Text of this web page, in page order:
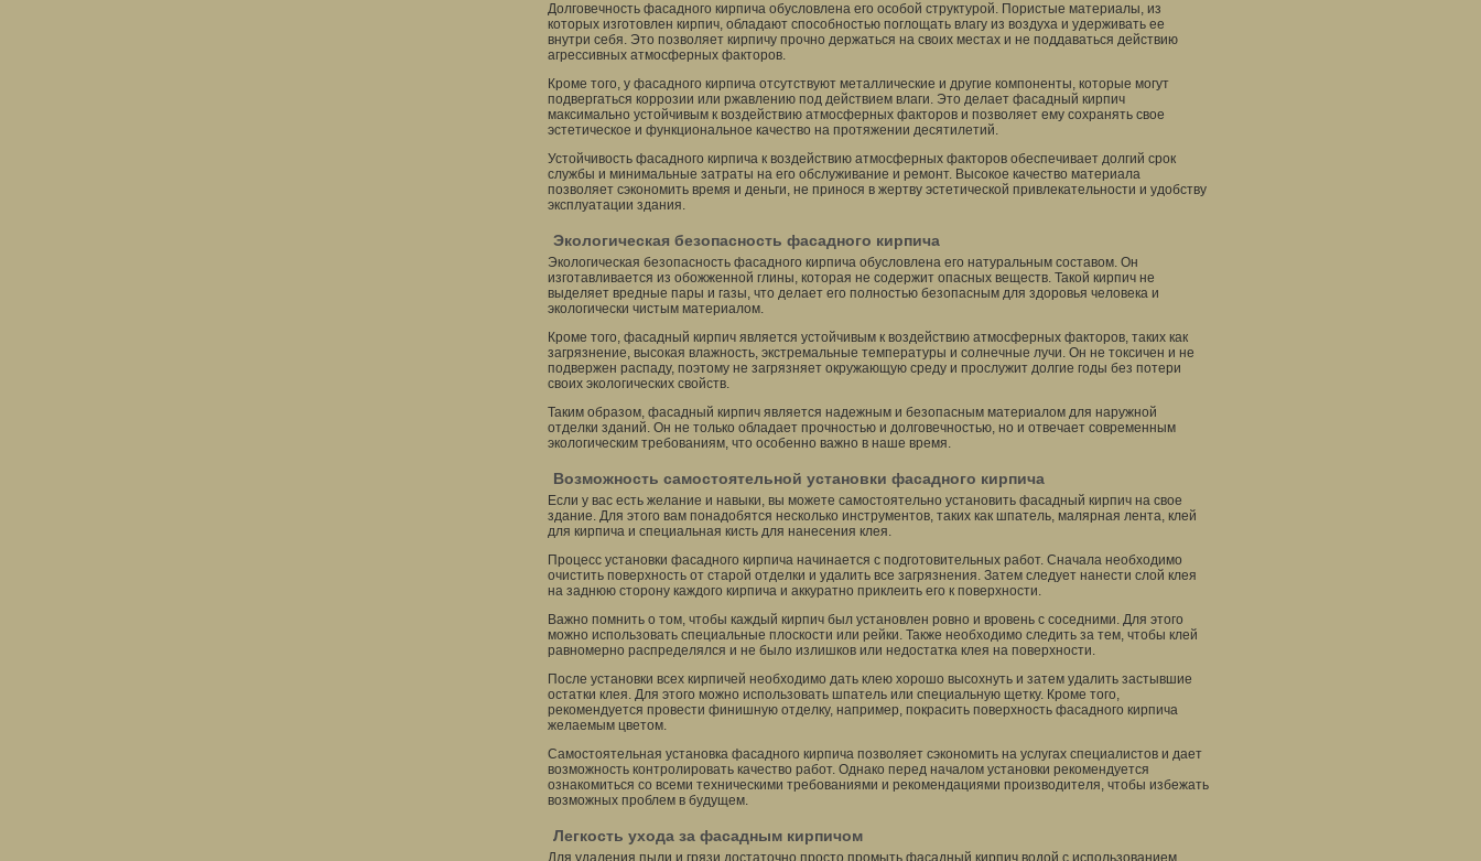
Долговечность фасадного кирпича обусловлена его особой структурой. Пористые материалы, из
которых изготовлен кирпич, обладают способностью поглощать влагу из воздуха и удерживать ее
внутри себя. Это позволяет кирпичу прочно держаться на своих местах и не поддаваться действию
агрессивных атмосферных факторов.
Кроме того, у фасадного кирпича отсутствуют металлические и другие компоненты, которые могут
подвергаться коррозии или ржавлению под действием влаги. Это делает фасадный кирпич
максимально устойчивым к воздействию атмосферных факторов и позволяет ему сохранять свое
эстетическое и функциональное качество на протяжении десятилетий.
Устойчивость фасадного кирпича к воздействию атмосферных факторов обеспечивает долгий срок
службы и минимальные затраты на его обслуживание и ремонт. Высокое качество материала
позволяет сэкономить время и деньги, не принося в жертву эстетической привлекательности и удобству
эксплуатации здания.
Экологическая безопасность фасадного кирпича
Экологическая безопасность фасадного кирпича обусловлена его натуральным составом. Он
изготавливается из обожженной глины, которая не содержит опасных веществ. Такой кирпич не
выделяет вредные пары и газы, что делает его полностью безопасным для здоровья человека и
экологически чистым материалом.
Кроме того, фасадный кирпич является устойчивым к воздействию атмосферных факторов, таких как
загрязнение, высокая влажность, экстремальные температуры и солнечные лучи. Он не токсичен и не
подвержен распаду, поэтому не загрязняет окружающую среду и прослужит долгие годы без потери
своих экологических свойств.
Таким образом, фасадный кирпич является надежным и безопасным материалом для наружной
отделки зданий. Он не только обладает прочностью и долговечностью, но и отвечает современным
экологическим требованиям, что особенно важно в наше время.
Возможность самостоятельной установки фасадного кирпича
Если у вас есть желание и навыки, вы можете самостоятельно установить фасадный кирпич на свое
здание. Для этого вам понадобятся несколько инструментов, таких как шпатель, малярная лента, клей
для кирпича и специальная кисть для нанесения клея.
Процесс установки фасадного кирпича начинается с подготовительных работ. Сначала необходимо
очистить поверхность от старой отделки и удалить все загрязнения. Затем следует нанести слой клея
на заднюю сторону каждого кирпича и аккуратно приклеить его к поверхности.
Важно помнить о том, чтобы каждый кирпич был установлен ровно и вровень с соседними. Для этого
можно использовать специальные плоскости или рейки. Также необходимо следить за тем, чтобы клей
равномерно распределялся и не было излишков или недостатка клея на поверхности.
После установки всех кирпичей необходимо дать клею хорошо высохнуть и затем удалить застывшие
остатки клея. Для этого можно использовать шпатель или специальную щетку. Кроме того,
рекомендуется провести финишную отделку, например, покрасить поверхность фасадного кирпича
желаемым цветом.
Самостоятельная установка фасадного кирпича позволяет сэкономить на услугах специалистов и дает
возможность контролировать качество работ. Однако перед началом установки рекомендуется
ознакомиться со всеми техническими требованиями и рекомендациями производителя, чтобы избежать
возможных проблем в будущем.
Легкость ухода за фасадным кирпичом
Для удаления пыли и грязи достаточно просто промыть фасадный кирпич водой с использованием